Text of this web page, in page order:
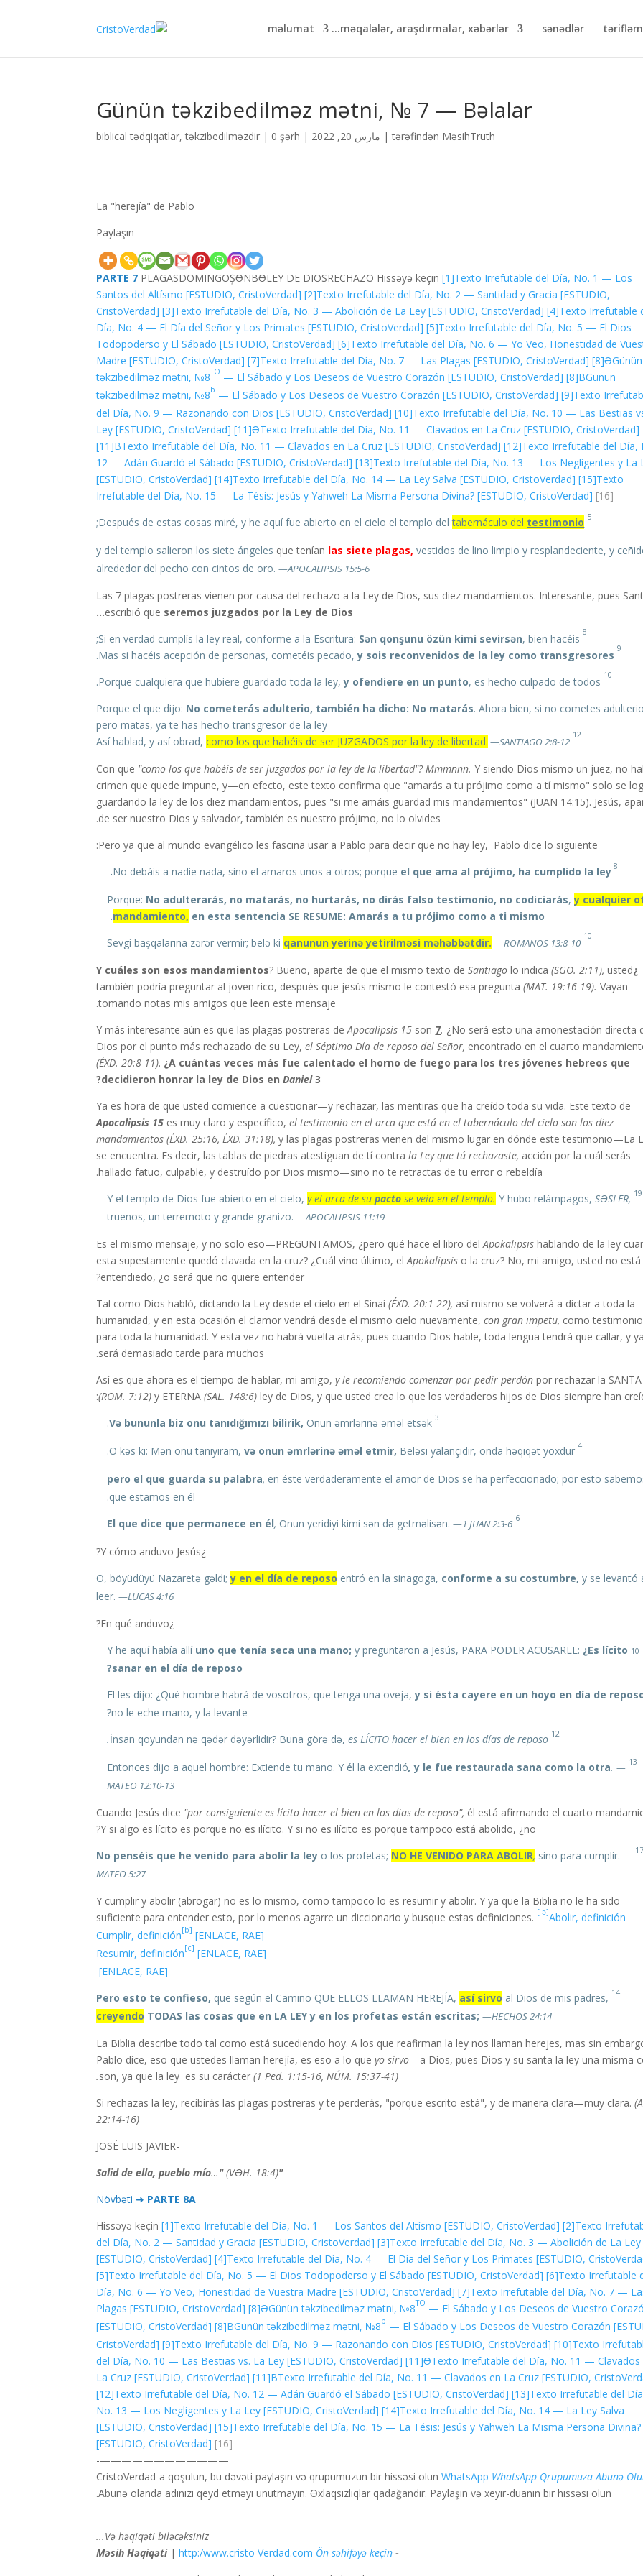
sənədlər
məqalələr, araşdırmalar, xəbərlər...
məlumat
Günün təkzibedilməz mətni, № 7 — Bəlalar
tərəfindən MəsihTruth
| مارس 20, 2022 |
biblical tədqiqatlar,təkzibedilməzdir | 0 şərh
La "herejía" de Pablo
Paylaşın
PARTE 7 PLAGASDOMINGOŞƏNBƏLEY DE DIOSRECHAZO Hissəyə keçin[1]Texto Irrefutable del Día, No. 1 — Los
Santos del Altísmo [ESTUDIO, CristoVerdad] [2]Texto Irrefutable del Día, No. 2 — Santidad y Gracia [ESTUDIO,
CristoVerdad] [3]Texto Irrefutable del Día, No. 3 — Abolición de La Ley [ESTUDIO, CristoVerdad] [4]Texto Irrefutable
Día, No. 4 — El Día del Señor y Los Primates [ESTUDIO, CristoVerdad] [5]Texto Irrefutable del Día, No. 5 — El Dios
Todopoderso y El Sábado [ESTUDIO, CristoVerdad] [6]Texto Irrefutable del Día, No. 6 — Yo Veo, Honestidad de
Madre [ESTUDIO, CristoVerdad] [7]Texto Irrefutable del Día, No. 7 — Las Plagas [ESTUDIO, CristoVerdad] [8]ƏGünün
təkzibedilməz mətni, №8TO — El Sábado y Los Deseos de Vuestro Corazón [ESTUDIO, CristoVerdad] [8]BGünün
təkzibedilməz mətni, №8b — El Sábado y Los Deseos de Vuestro Corazón [ESTUDIO, CristoVerdad] [9]Texto
del Día, No. 9 — Razonando con Dios [ESTUDIO, CristoVerdad] [10]Texto Irrefutable del Día, No. 10 — Las Bestias
Ley [ESTUDIO, CristoVerdad] [11]ƏTexto Irrefutable del Día, No. 11 — Clavados en La Cruz [ESTUDIO, CristoVerdad]
[11]BTexto Irrefutable del Día, No. 11 — Clavados en La Cruz [ESTUDIO, CristoVerdad] [12]Texto Irrefutable del Día,
12 — Adán Guardó el Sábado [ESTUDIO, CristoVerdad] [13]Texto Irrefutable del Día, No. 13 — Los Negligentes y La
[ESTUDIO, CristoVerdad] [14]Texto Irrefutable del Día, No. 14 — La Ley Salva [ESTUDIO, CristoVerdad] [15]Texto
Irrefutable del Día, No. 15 — La Tésis: Jesús y Yahweh La Misma Persona Divina? [ESTUDIO, CristoVerdad] [16]
5
tabernáculo del testimonio
;
que tenían las siete plagas, vestidos de lino limpio y resplandeciente, y
alrededor del pecho con cintos de oro.—APOCALIPSIS 15:5-6
Las 7 plagas postreras vienen por causa del rechazo a la Ley de Dios, sus diez mandamientos. Interesante, pues
escribió que seremos juzgados por la Ley de Dios…
8
Si en verdad cumplís la ley real, conforme a la Escritura: Sən qonşunu özün kimi sevirsən, bien hacéis;
9
Mas si hacéis acepción de personas, cometéis pecado,y sois reconvenidos de la ley como transgresores
.
10
Porque cualquiera que hubiere guardado toda la ley,y ofendiere en un punto, es hecho culpado de todos.
Porque el que dijo: No cometerás adulterio, también ha dicho: No matarás. Ahora bien, si no cometes
pero matas, ya te has hecho transgresor de la ley
12
Así hablad, y así obrad, como los que habéis de ser JUZGADOS por la ley de libertad. —SANTIAGO 2:8-12
"como los que habéis de ser juzgados por la ley de la libertad"? Mmmnnn. Y siendo Dios mismo un juez, no
crimen que quede impune, y—en efecto, este texto confirma que "amarás a tu prójimo como a tí mismo" solo se
guardando la ley de los diez mandamientos, pues "si me amáis guardad mis mandamientos" (JUAN 14:15). Jesús,
de ser nuestro Dios y salvador, también es nuestro prójimo, no lo olvides.
Pero ya que al mundo evangélico les fascina usar a Pablo para decir que no hay ley, Pablo dice lo siguiente:
8
No debáis a nadie nada, sino el amaros unos a otros; porque el que ama al prójimo, ha cumplido la ley.
Porque: No adulterarás, no matarás, no hurtarás, no dirás falso testimonio, no codiciarás, y cualquier
mandamiento, en esta sentencia SE RESUME: Amarás a tu prójimo como a ti mismo.
10
Sevgi başqalarına zərər vermir; belə ki qanunun yerinə yetirilməsi məhəbbətdir. —ROMANOS 13:8-10
¿Y cuáles son esos mandamientos
? Bueno, aparte de que el mismo texto deSantiago lo indica(SGO. 2:11), usted
también podría preguntar al joven rico, después que jesús mismo le contestó esa pregunta(MAT. 19:16-19). Vayan
tomando notas mis amigos que leen este mensaje.
Y más interesante aún es que las plagas postreras de Apocalipsis 15 son 7. ¿No será esto una amonestación directa
Dios por el punto más rechazado de su Ley,el Séptimo Día de reposo del Señor, encontrado en el cuarto
(ÉXD. 20:8-11). ¿A cuántas veces más fue calentado el horno de fuego para los tres jóvenes hebreos que
decidieron honrar la ley de Dios enDaniel3?
Ya es hora de que usted comience a cuestionar—y rechazar, las mentiras que ha creído toda su vida. Este texto de
Apocalipsis 15 es muy claro y específico,el testimonio en el arca que está en el tabernáculo del cielo son los diez
mandamientos (ÉXD. 25:16, ÉXD. 31:18), y las plagas postreras vienen del mismo lugar en dónde este testimonio—La
se encuentra. Es decir, las tablas de piedras atestiguan de tí contrala Ley que tú rechazaste, acción por la cuál serás
hallado fatuo, culpable, y destruído por Dios mismo—sino no te retractas de tu error o rebeldía.
19
y el arca de supacto se veía en el templo. Y hubo relámpagos,SƏSLER,
truenos, un terremoto y grande granizo.—APOCALIPSIS 11:19
Es el mismo mensaje, y no solo eso—PREGUNTAMOS, ¿pero qué hace el libro del Apokalipsis hablando de la ley
esta supestamente quedó clavada en la cruz? ¿Cuál vino último, elApokalipsis o la cruz? No, mi amigo, usted no está
entendiedo, ¿o será que no quiere entender?
Tal como Dios habló, dictando la Ley desde el cielo en el Sinaí(ÉXD. 20:1-22), así mismo se volverá a dictar a toda la
humanidad, y en esta ocasión el clamor vendrá desde el mismo cielo nuevamente,con gran impetu, como testimonio
para toda la humanidad. Y esta vez no habrá vuelta atrás, pues cuando Dios hable, toda lengua tendrá que callar, y ya
será demasiado tarde para muchos.
Así es que ahora es el tiempo de hablar, mi amigo,y le recomiendo comenzar por pedir perdón por rechazar la SANTA
(ROM. 7:12) y ETERNA(SAL. 148:6) ley de Dios, y que usted crea lo que los verdaderos hijos de Dios siempre han
3
Və bununla biz onu tanıdığımızı bilirik, Onun əmrlərinə əməl etsək.
4
O kəs ki: Mən onu tanıyıram,
və onun əmrlərinə əməl etmir, Beləsi yalançıdır, onda həqiqət yoxdur.
pero el que guarda su palabra, en éste verdaderamente el amor de Dios se ha perfeccionado; por esto
que estamos en él.
6
El que dice que permanece en él, Onun yeridiyi kimi sən də getməlisən.—1 JUAN 2:3-6
¿Y cómo anduvo Jesús?
y en el día de reposo entró en la sinagoga, conforme a su costumbre,y se levantó
leer.—LUCAS 4:16
¿En qué anduvo?
10
uno que tenía seca una mano; y preguntaron a Jesús, PARA PODER ACUSARLE: ¿Es lícito
sanar en el día de reposo?
y si ésta cayere en un hoyo en día de
no le eche mano, y la levante?
12
es LÍCITO hacer el bien en los días de reposo.
13
,y le fue restaurada sana como la otra. —
MATEO 12:10-13
Cuando Jesús dice "por consiguiente es lícito hacer el bien en los dias de reposo", él está afirmando el cuarto
Y si algo es lícito es porque no es ilícito. Y si no es ilícito es porque tampoco está abolido, ¿no?
17
No penséis que he venido para abolir la ley o los profetas; NO HE VENIDO PARA ABOLIR, sino para cumplir.—
MATEO 5:27
Y cumplir y abolir (abrogar) no es lo mismo, como tampoco lo es resumir y abolir. Y ya que la Biblia no le ha sido
suficiente para entender esto, por lo menos agarre un diccionario y busque estas definiciones. [-ə]Abolir, definición
[ENLACE, RAE]
[b]
Cumplir, definición
[ENLACE, RAE]
[c]
Resumir, definición
[ENLACE, RAE]
14
Pero esto te confieso, que según el Camino QUE ELLOS LLAMAN HEREJÍA, así sirvo al Dios de mis padres,
creyendo TODAS las cosas que en LA LEY y en los profetas están escritas; —HECHOS 24:14
La Biblia describe todo tal como está sucediendo hoy. A los que reafirman la ley nos llaman herejes, mas sin
Pablo dice, eso que ustedes llaman herejía, es eso a lo queyo sirvo—a Dios, pues Dios y su santa la ley una misma
son, ya que la ley es su carácter(1 Ped. 1:15-16, NÚM. 15:37-41).
Si rechazas la ley, recibirás las plagas postreras y te perderás, "porque escrito está", y de manera clara—muy clara.
22:14-16)
-JOSÉ LUIS JAVIER
"Salid de ella, pueblo mío
…"(VƏH. 18:4)
Növbəti ➜ PARTE 8A
Hissəyə keçin[1]Texto Irrefutable del Día, No. 1 — Los Santos del Altísmo [ESTUDIO, CristoVerdad] [2]Texto
del Día, No. 2 — Santidad y Gracia [ESTUDIO, CristoVerdad] [3]Texto Irrefutable del Día, No. 3 — Abolición de La Ley
[ESTUDIO, CristoVerdad] [4]Texto Irrefutable del Día, No. 4 — El Día del Señor y Los Primates [ESTUDIO,
[5]Texto Irrefutable del Día, No. 5 — El Dios Todopoderso y El Sábado [ESTUDIO, CristoVerdad] [6]Texto Irrefutable
Día, No. 6 — Yo Veo, Honestidad de Vuestra Madre [ESTUDIO, CristoVerdad] [7]Texto Irrefutable del Día, No. 7 —
Plagas [ESTUDIO, CristoVerdad] [8]ƏGünün təkzibedilməz mətni, №8TO — El Sábado y Los Deseos de Vuestro
[ESTUDIO, CristoVerdad] [8]BGünün təkzibedilməz mətni, №8b — El Sábado y Los Deseos de Vuestro Corazón
CristoVerdad] [9]Texto Irrefutable del Día, No. 9 — Razonando con Dios [ESTUDIO, CristoVerdad] [10]Texto
del Día, No. 10 — Las Bestias vs. La Ley [ESTUDIO, CristoVerdad] [11]ƏTexto Irrefutable del Día, No. 11 — Clavados
La Cruz [ESTUDIO, CristoVerdad] [11]BTexto Irrefutable del Día, No. 11 — Clavados en La Cruz [ESTUDIO,
[12]Texto Irrefutable del Día, No. 12 — Adán Guardó el Sábado [ESTUDIO, CristoVerdad] [13]Texto Irrefutable del
No. 13 — Los Negligentes y La Ley [ESTUDIO, CristoVerdad] [14]Texto Irrefutable del Día, No. 14 — La Ley Salva
[ESTUDIO, CristoVerdad] [15]Texto Irrefutable del Día, No. 15 — La Tésis: Jesús y Yahweh La Misma Persona Divina?
[ESTUDIO, CristoVerdad] [16]
————————————-
CristoVerdad-a qoşulun, bu dəvəti paylaşın və qrupumuzun bir hissəsi olunWhatsApp WhatsApp Qrupumuza Abunə
Abunə olanda adınızı qeyd etməyi unutmayın. Əxlaqsızlıqlar qadağandır. Paylaşın və xeyir-duanın bir hissəsi olun.
————————————-
Və həqiqəti biləcəksiniz...
- Məsih Həqiqəti
|http:/www.cristo Verdad.com Ön səhifəyə keçin